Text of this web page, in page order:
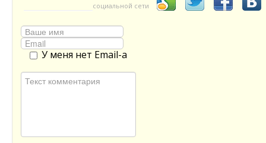
социальной сети
У меня нет Email-а